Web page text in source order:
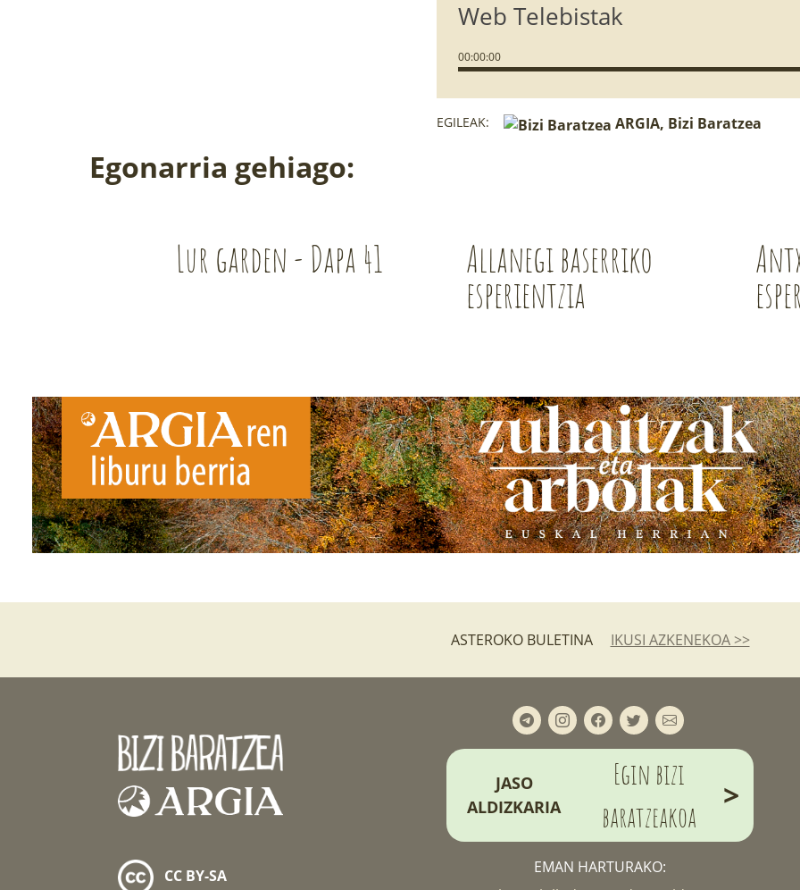
Web Telebistak
00:00:00
EGILEAK: ARGIA, Bizi Baratzea
Egonarria gehiago:
Lur garden - Dapa 41 Allanegi baserriko
esperientzia
ASTEROKO BULETINA IKUSI AZKENEKOA >>
CC BY-SA
JASO
ALDIZKARIA
Egin bizi
baratzeakoa
>
EMAN HARTURAKO: